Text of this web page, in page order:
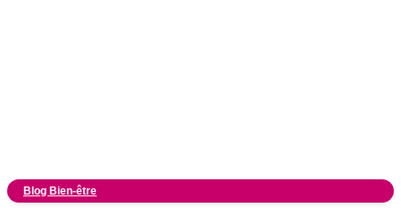
Blog Bien-être